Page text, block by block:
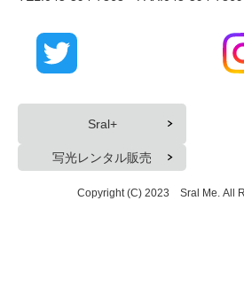
Sral+
写光レンタル販売
Copyright (C) 2023 Sral Me. All